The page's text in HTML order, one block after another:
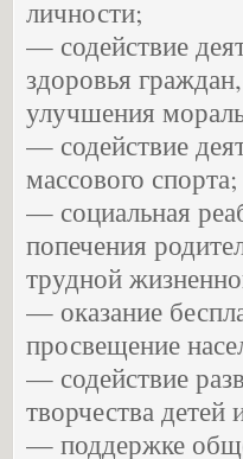
личности;
— содействие
здоровья
улучшения
— содействие
массового спорта;
— социальная
попечения
трудной
— оказание
просвещение
— содействие
творчества
— поддержке